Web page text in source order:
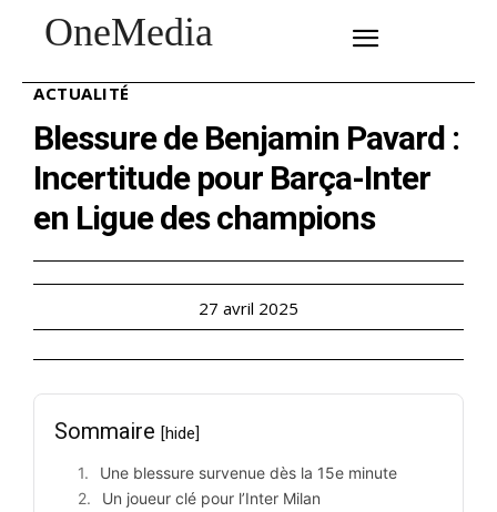
OneMedia
ACTUALITÉ
Blessure de Benjamin Pavard :
Incertitude pour Barça-Inter
en Ligue des champions
27 avril 2025
Sommaire [hide]
Une blessure survenue dès la 15e minute
Un joueur clé pour l’Inter Milan